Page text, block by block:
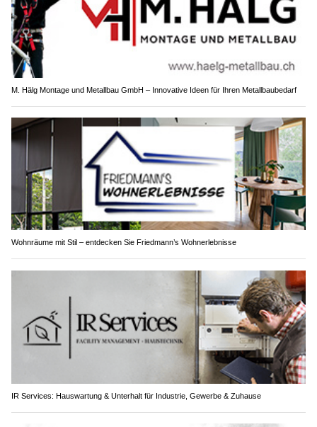
M. Hälg Montage und Metallbau GmbH – Innovative Ideen für Ihren Metallbaubedarf
Wohnräume mit Stil – entdecken Sie Friedmann’s Wohnerlebnisse
IR Services: Hauswartung & Unterhalt für Industrie, Gewerbe & Zuhause